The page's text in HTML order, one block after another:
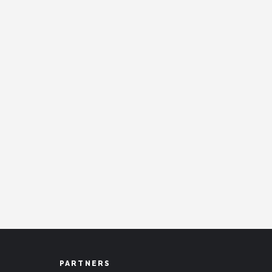
PARTNERS